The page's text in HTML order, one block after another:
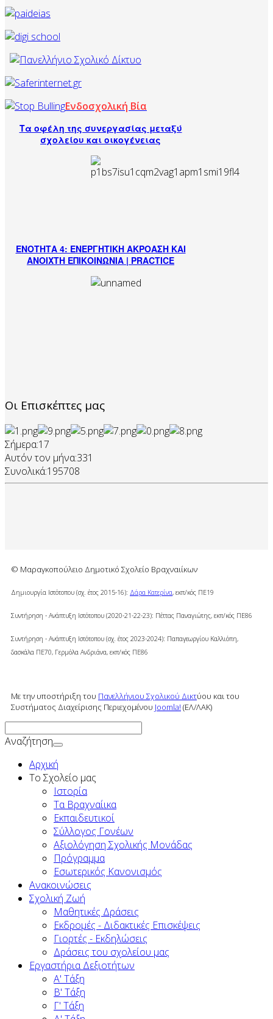
Ενδοσχολική Βία
Τα οφέλη της συνεργασίας μεταξύ
σχολείου και οικογένειας
ΕΝΟΤΗΤΑ 4: ΕΝΕΡΓΗΤΙΚΗ ΑΚΡΟΑΣΗ ΚΑΙ
ΑΝΟΙΧΤΗ ΕΠΙΚΟΙΝΩΝΙΑ | PRACTICE
Οι Επισκέπτες μας
Σήμερα:17
Αυτόν τον μήνα:331
Συνολικά:195708
© Μαραγκοπούλειο Δημοτικό Σχολείο Βραχναιίκων
Δημιουργία Ιστότοπου (σχ. έτος 2015-16): Δάρα Κατερίνα, εκπ/κός ΠΕ19
Συντήρηση - Ανάπτυξη Ιστότοπου (2020-21-22-23): Πέττας Παναγιώτης, εκπ/κός ΠΕ86
Συντήρηση - Ανάπτυξη Ιστότοπου (σχ. έτος 2023-2024): Παπαγεωργίου Καλλιόπη,
δασκάλα ΠΕ70, Γερμόλα Ανδριάνα, εκπ/κός ΠΕ86
Με την υποστήριξη του Πανελλήνιου Σχολικού Δικτύου και του
Συστήματος Διαχείρισης Περιεχομένου Joomla! (ΕΛ/ΛΑΚ)
Αναζήτηση
Αρχική
To Σχολείο μας
Ιστορία
Τα Βραχναίικα
Εκπαιδευτικοί
Σύλλογος Γονέων
Αξιολόγηση Σχολικής Μονάδας
Πρόγραμμα
Εσωτερικός Κανονισμός
Ανακοινώσεις
Σχολική Ζωή
Μαθητικές Δράσεις
Εκδρομές - Διδακτικές Επισκέψεις
Γιορτές - Εκδηλώσεις
Δράσεις του σχολείου μας
Εργαστήρια Δεξιοτήτων
Α' Τάξη
Β' Τάξη
Γ' Τάξη